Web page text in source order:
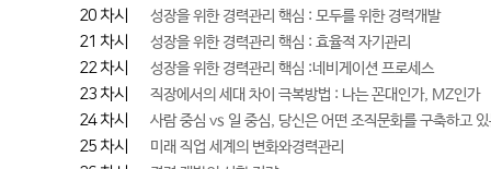
20 차시 성장을 위한 경력관리 핵심 : 모두를 위한 경력개발
21 차시 성장을 위한 경력관리 핵심 : 효율적 자기관리
22 차시 성장을 위한 경력관리 핵심 :네비게이션 프로세스
23 차시 직장에서의 세대 차이 극복방법 : 나는 꼰대인가, MZ인가
24 차시 사람 중심 vs 일 중심, 당신은 어떤 조직문화를 구축하고
25 차시 미래 직업 세계의 변화와경력관리